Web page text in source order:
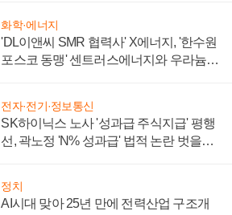
화학·에너지
'DL이앤씨 SMR 협력사' X에너지, '한수원
포스코 동맹' 센트러스에너지와 우라늄
전자·전기·정보통신
SK하이닉스 노사 '성과급 주식지급' 평행
선, 곽노정 'N% 성과급' 법적 논란 벗을지
정치
AI시대 맞아 25년 만에 전력산업 구조개